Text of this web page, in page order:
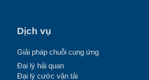
Dịch vụ
Giải pháp chuỗi cung ứng
Đại lý hải quan
Đại lý cước vận tải